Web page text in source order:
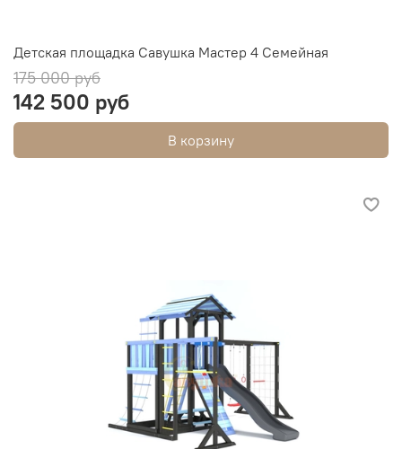
Детская площадка Савушка Мастер 4 Семейная
175 000 руб
142 500 руб
В корзину